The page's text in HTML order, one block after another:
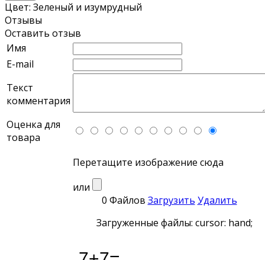
Цвет: Зеленый и изумрудный
Отзывы
Оставить отзыв
Имя
E-mail
Текст
комментария
Оценка для
товара
Перетащите изображение сюда
или
0 Файлов Загрузить Удалить
Загруженные файлы: cursor: hand;